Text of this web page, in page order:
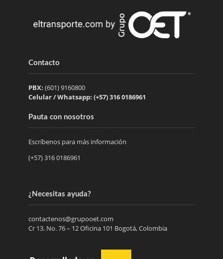
Contacto
PBX: (601) 9160800
Celular / Whatsapp: (+57) 316 0186961
Pauta con nosotros
Escríbenos para más información
(+57) 316 0186961
¿Necesitas ayuda?
contactenos@grupooet.com
Cr 13. No. 76 – 12 Oficina 101 Bogotá, Colombia